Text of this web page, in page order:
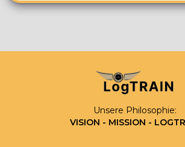
Unsere Philosophie:
VISION - MISSION -